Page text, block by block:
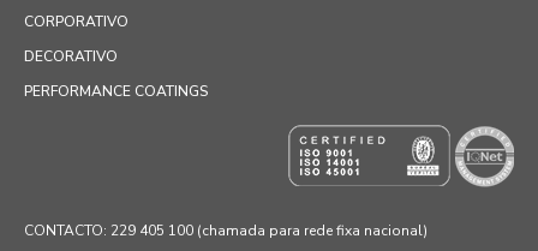
CORPORATIVO
DECORATIVO
PERFORMANCE COATINGS
CONTACTO: 229 405 100 (chamada para rede fixa nacional)